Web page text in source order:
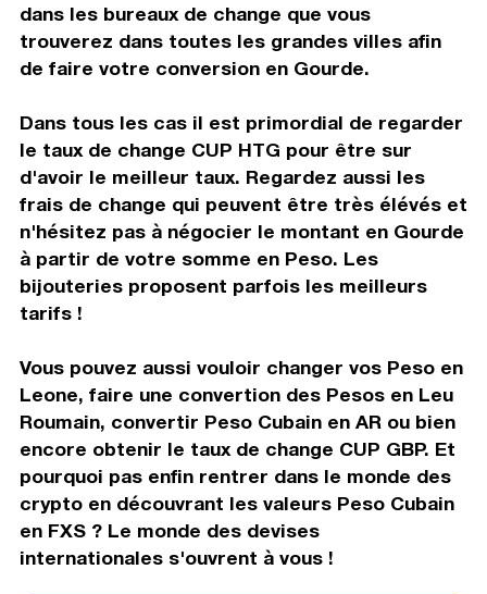
dans les bureaux de change que vous
trouverez dans toutes les grandes villes afin
de faire votre conversion en Gourde.
Dans tous les cas il est primordial de regarder
le taux de change CUP HTG pour être sur
d'avoir le meilleur taux. Regardez aussi les
frais de change qui peuvent être très élévés et
n'hésitez pas à négocier le montant en Gourde
à partir de votre somme en Peso. Les
bijouteries proposent parfois les meilleurs
tarifs !
Vous pouvez aussi vouloir changer vos Peso en
Leone, faire une convertion des Pesos en Leu
Roumain, convertir Peso Cubain en AR ou bien
encore obtenir le taux de change CUP GBP. Et
pourquoi pas enfin rentrer dans le monde des
crypto en découvrant les valeurs Peso Cubain
en FXS ? Le monde des devises
internationales s'ouvrent à vous !